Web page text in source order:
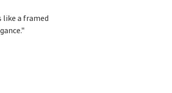
like a framed